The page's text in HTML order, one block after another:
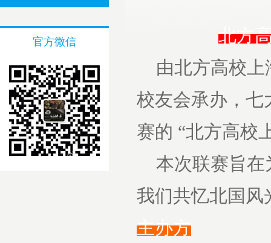
官方微信
北方
由北方高校上
校友会承办，七
赛的 “北方高校
本次联赛旨在
我们共忆北国风
主办方